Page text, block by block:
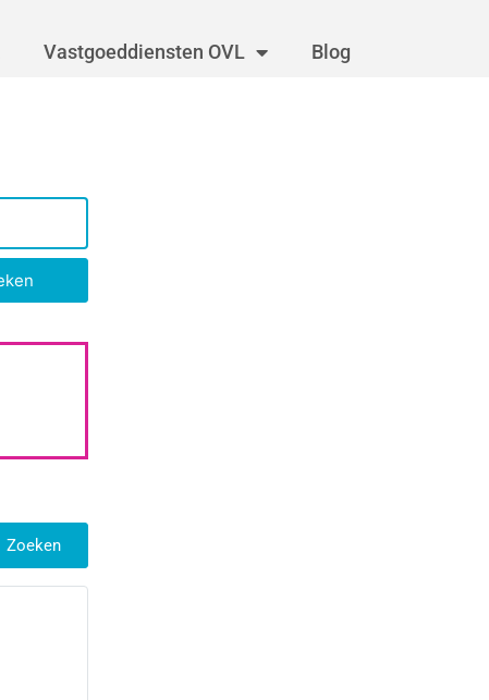
Vastgoeddiensten OVL Blog
Zoeken